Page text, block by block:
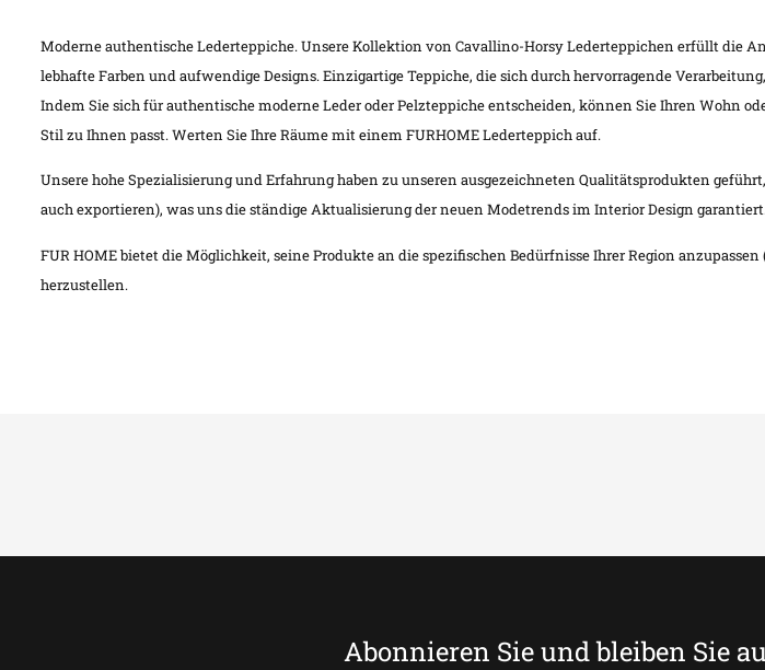
Moderne authentische Lederteppiche. Unsere Kollektion von Cavallino-Horsy Lederteppichen erfüllt
lebhafte Farben und aufwendige Designs. Einzigartige Teppiche, die sich durch hervorragende
Indem Sie sich für authentische moderne Leder oder Pelzteppiche entscheiden, können Sie Ihren Wohn
Stil zu Ihnen passt. Werten Sie Ihre Räume mit einem FURHOME Lederteppich auf.
Unsere hohe Spezialisierung und Erfahrung haben zu unseren ausgezeichneten Qualitätsprodukten
auch exportieren), was uns die ständige Aktualisierung der neuen Modetrends im Interior Design
FUR HOME bietet die Möglichkeit, seine Produkte an die spezifischen Bedürfnisse Ihrer Region
herzustellen.
Abonnieren Sie und bleiben Sie